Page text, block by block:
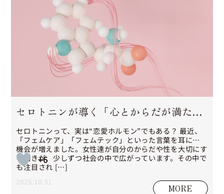
セロトニンが導く「心とからだが満たさ
れる幸福感」──01CLASSが考えるフ
ェムケアの視点
セロトニンって、実は“恋愛ホルモン”でもある？ 最近、
「フェムケア」「フェムテック」といった言葉を耳にする
機会が増えました。女性達が自分のからだや性を大切にす
る動きが、少しずつ社会の中で広がっています。その中で
も注目され […]
+6
2025.10.31
MORE